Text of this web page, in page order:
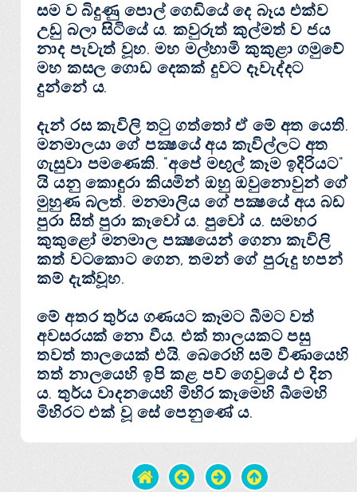
සම ව බිදුණු පොල් ගෙඩියේ දෙ බෑය එක්‌ව
උඩු බලා සිටියේ ය. කවුරුත් කුල්මත් ව ජය
නාද පැවැත් වූහ. මහ මල්හාමි කුකුළා ගමුවේ
මහ කසල ගොඩ දෙකක්‌ දුවට දෑවැද්දට
දුන්නේ ය.
දැන් රස කැවිලි තටු ගත්තෝ ඒ මේ අත යෙති.
මනමාලයා ගේ පක්‍ෂයේ අය කැවිල්ලට අත
ගැසුවා පමණෙකි. "අපේ මඟුල් කෑම ඉදිරියට"
යි යනු කොඳුරා කියමින් ඔහු ඔවුනොවුන් ගේ
මුහුණ බලත්. මනමාලිය ගේ පක්‍ෂයේ අය බඩ
පුරා සිත් පුරා කෑවෝ ය. පුවෝ ය. සමහර
කුකුළෝ මනමාල පක්‍ෂයෙන් ගෙනා කැවිලි
කත් වටකොට ගෙන, තමන් ගේ පුරුදු හපන්
කම් දැක්‌වූහ.
මේ අතර තුර්ය ගණයට කෑමට බීමට වත්
අවසරයක්‌ නො වීය. එක්‌ තාලයකට පසු
තවත් තාලයෙක්‌ එයි. බෙරෙහි සම් වීණායෙහි
තත් නාලයෙහි ඉපි කළ පව් ගෙවුයේ එ දින
ය. තුර්ය වාදනයෙහි මිහිර කෑමෙහි බීමෙහි
මිහිරට එක්‌ වූ සේ පෙනුණේ ය.